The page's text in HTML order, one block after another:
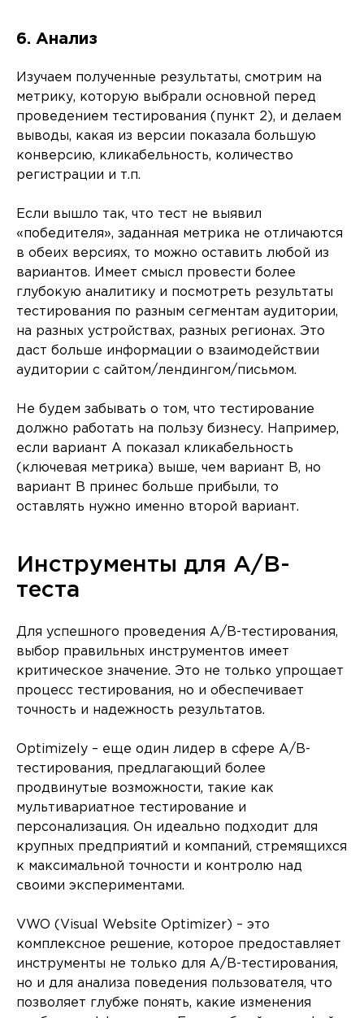
6. Анализ
Изучаем полученные результаты, смотрим на
метрику, которую выбрали основной перед
проведением тестирования (пункт 2), и делаем
выводы, какая из версии показала большую
конверсию, кликабельность, количество
регистрации и т.п.
Если вышло так, что тест не выявил
«победителя», заданная метрика не отличаются
в обеих версиях, то можно оставить любой из
вариантов. Имеет смысл провести более
глубокую аналитику и посмотреть результаты
тестирования по разным сегментам аудитории,
на разных устройствах, разных регионах. Это
даст больше информации о взаимодействии
аудитории с сайтом/лендингом/письмом.
Не будем забывать о том, что тестирование
должно работать на пользу бизнесу. Например,
если вариант A показал кликабельность
(ключевая метрика) выше, чем вариант B, но
вариант B принес больше прибыли, то
оставлять нужно именно второй вариант.
Инструменты для A/B-
теста
Для успешного проведения A/B-тестирования,
выбор правильных инструментов имеет
критическое значение. Это не только упрощает
процесс тестирования, но и обеспечивает
точность и надежность результатов.
Optimizely – еще один лидер в сфере A/B-
тестирования, предлагающий более
продвинутые возможности, такие как
мультивариатное тестирование и
персонализация. Он идеально подходит для
крупных предприятий и компаний, стремящихся
к максимальной точности и контролю над
своими экспериментами.
VWO (Visual Website Optimizer) – это
комплексное решение, которое предоставляет
инструменты не только для A/B-тестирования,
но и для анализа поведения пользователя, что
позволяет глубже понять, какие изменения